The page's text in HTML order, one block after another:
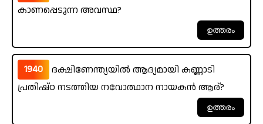
കാണപ്പെടുന്ന അവസ്ഥ?
1940
ദക്ഷിണേന്ത്യയിൽ ആദ്യമായി കണ്ണാടി
പ്രതിഷ്ഠ നടത്തിയ നവോത്ഥാന നായകൻ ആര്?